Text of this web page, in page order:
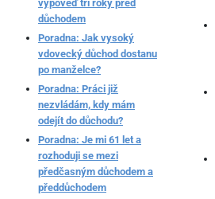
výpověď tři roky před
důchodem
Poradna: Jak vysoký
vdovecký důchod dostanu
po manželce?
Poradna: Práci již
nezvládám, kdy mám
odejít do důchodu?
Poradna: Je mi 61 let a
rozhoduji se mezi
předčasným důchodem a
předdůchodem